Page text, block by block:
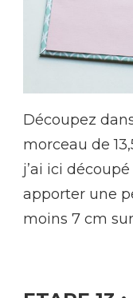
Découpez
morceau de
j’ai ici
apporter une
moins 7 cm